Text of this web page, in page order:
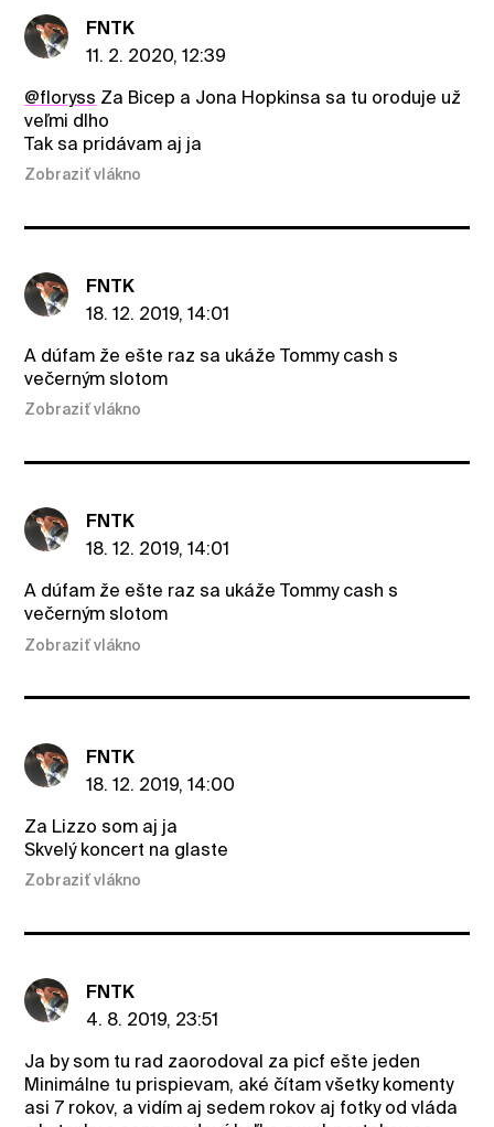
FNTK
11. 2. 2020, 12:39
@floryss Za Bicep a Jona Hopkinsa sa tu oroduje už
veľmi dlho
Tak sa pridávam aj ja
Zobraziť vlákno
FNTK
18. 12. 2019, 14:01
A dúfam že ešte raz sa ukáže Tommy cash s
večerným slotom
Zobraziť vlákno
FNTK
18. 12. 2019, 14:01
A dúfam že ešte raz sa ukáže Tommy cash s
večerným slotom
Zobraziť vlákno
FNTK
18. 12. 2019, 14:00
Za Lizzo som aj ja
Skvelý koncert na glaste
Zobraziť vlákno
FNTK
4. 8. 2019, 23:51
Ja by som tu rad zaorodoval za picf ešte jeden
Minimálne tu prispievam, aké čítam všetky komenty
asi 7 rokov, a vidím aj sedem rokov aj fotky od vláda